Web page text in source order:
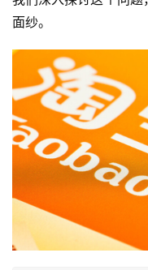
面纱。